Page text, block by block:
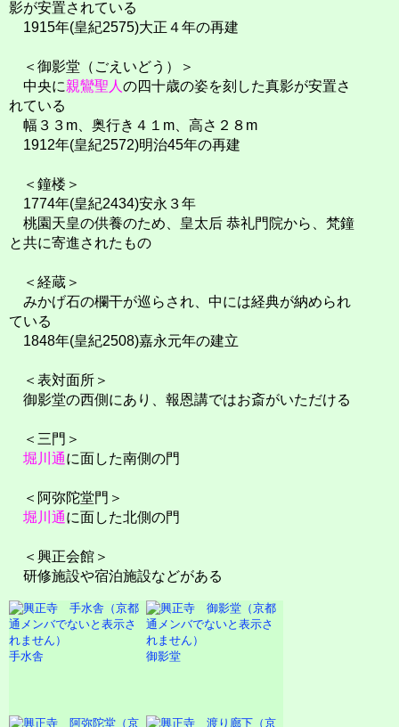
影が安置されている
1915年(皇紀2575)大正４年の再建
＜御影堂（ごえいどう）＞
中央に親鸞聖人 の四十歳の姿を刻した真影が安置さ
れている
幅３３m、奥行き４１m、高さ２８m
1912年(皇紀2572)明治45年の再建
＜鐘楼＞
1774年(皇紀2434)安永３年
桃園天皇の供養のため、皇太后 恭礼門院から、梵鐘
と共に寄進されたもの
＜経蔵＞
みかげ石の欄干が巡らされ、中には経典が納められ
ている
1848年(皇紀2508)嘉永元年の建立
＜表対面所＞
御影堂の西側にあり、報恩講ではお斎がいただける
＜三門＞
堀川通に面した南側の門
＜阿弥陀堂門＞
堀川通に面した北側の門
＜興正会館＞
研修施設や宿泊施設などがある
手水舎 御影堂